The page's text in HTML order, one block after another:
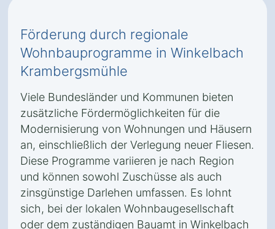
Förderung durch regionale
Wohnbauprogramme in Winkelbach
Krambergsmühle
Viele Bundesländer und Kommunen bieten
zusätzliche Fördermöglichkeiten für die
Modernisierung von Wohnungen und Häusern
an, einschließlich der Verlegung neuer Fliesen.
Diese Programme variieren je nach Region
und können sowohl Zuschüsse als auch
zinsgünstige Darlehen umfassen. Es lohnt
sich, bei der lokalen Wohnbaugesellschaft
oder dem zuständigen Bauamt in Winkelbach